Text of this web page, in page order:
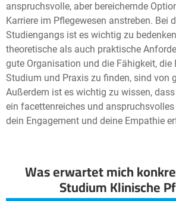
anspruchsvolle, aber bereichernde
Karriere im Pflegewesen anstreben. Bei
Studiengangs ist es wichtig zu
theoretische als auch praktische
gute Organisation und die Fähigkeit, die
Studium und Praxis zu finden, sind von
Außerdem ist es wichtig zu wissen,
ein facettenreiches und
dein Engagement und deine Empathie
Was erwartet mich
Studium Klinische